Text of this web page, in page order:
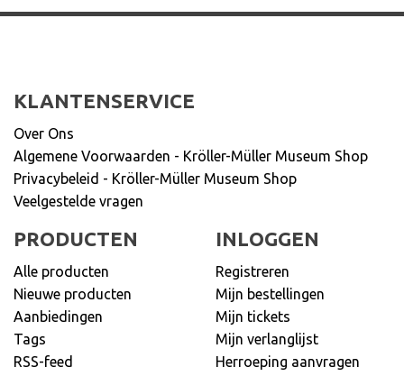
KLANTENSERVICE
Over Ons
Algemene Voorwaarden - Kröller-Müller Museum Shop
Privacybeleid - Kröller-Müller Museum Shop
Veelgestelde vragen
PRODUCTEN
Alle producten
Nieuwe producten
Aanbiedingen
Tags
RSS-feed
INLOGGEN
Registreren
Mijn bestellingen
Mijn tickets
Mijn verlanglijst
Herroeping aanvragen